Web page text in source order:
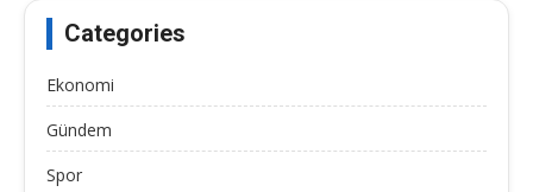
Categories
Ekonomi
Gündem
Spor